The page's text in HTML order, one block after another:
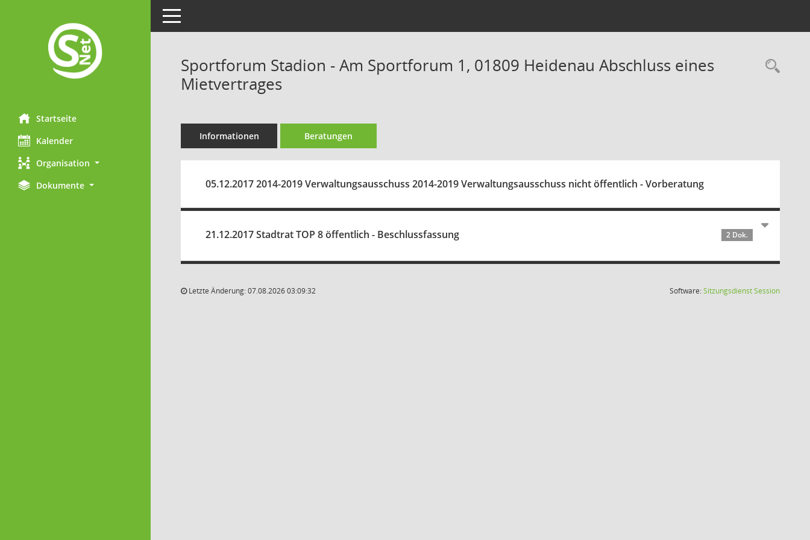
Startseite
Kalender
Organisation
Dokumente
Toggle navigation
Sportforum Stadion - Am Sportforum 1, 01809 Heidenau Abschluss eines
Mietvertrages
Informationen Beratungen
05.12.2017 2014-2019 Verwaltungsausschuss 2014-2019 Verwaltungsausschuss nicht öffentlich - Vorberatung
21.12.2017 Stadtrat TOP 8 öffentlich - Beschlussfassung 2 Dok.
Letzte Änderung: 07.08.2026 03:09:32 Software:SitzungsdienstSession(Wird in